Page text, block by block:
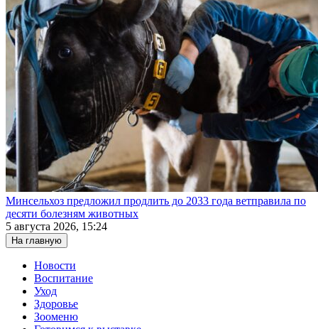
Минсельхоз предложил продлить до 2033 года ветправила по
десяти болезням животных
5 августа 2026, 15:24
На главную
Новости
Воспитание
Уход
Здоровье
Зооменю